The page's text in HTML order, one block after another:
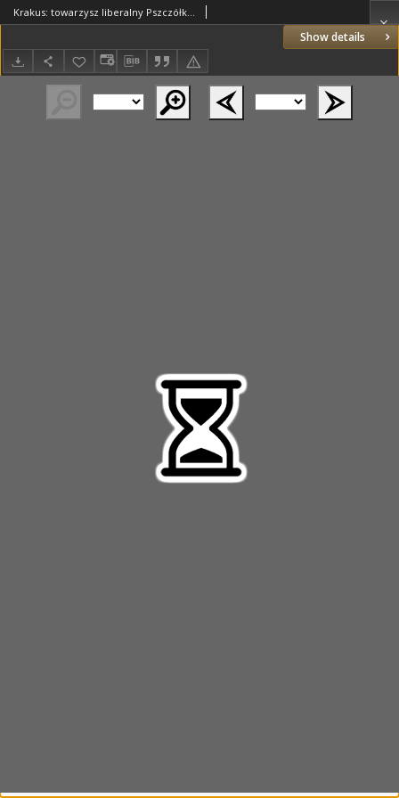
Show details
Krakus: towarzysz liberalny Pszczółki Krakowskiej od roku 1822. Pismo pięć razy w tydzień wychodzące, poświęcone narodowości i polityce tudzież dziennym zdarzeniom w kraju i stolicy Rzeczypospolitej Krakowskiej. 1822.01.30 Nr22